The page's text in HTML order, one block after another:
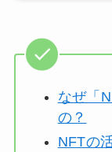
なぜ「
の？
NFTの